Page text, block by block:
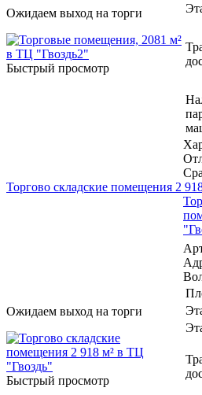
Ожидаем выход на торги
Быстрый просмотр
Торгово складские помещения 2
Ожидаем выход на торги
Быстрый просмотр